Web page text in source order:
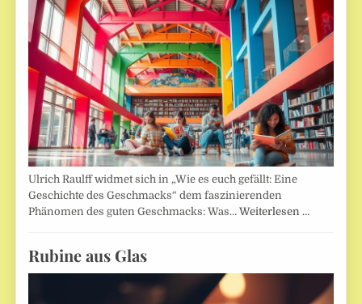
Ulrich Raulff widmet sich in „Wie es euch gefällt: Eine
Geschichte des Geschmacks“ dem faszinierenden
Phänomen des guten Geschmacks: Was…Weiterlesen …
Rubine aus Glas